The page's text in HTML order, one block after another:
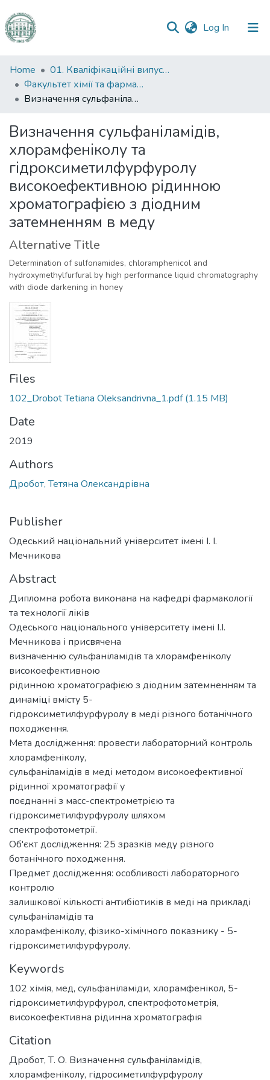
Log In (current)
Communities
&
Collections
Statistics
Home
01. Кваліфікаційні випускні роботи здобувачів вищої освіти
Факультет хімії та фармації
Визначення сульфаніламідів, хлорамфеніколу та гідроксиметилфурфуролу високоефективною рідинною хроматографією з діодним затемненням в меду
Визначення сульфаніламідів,
хлорамфеніколу та
гідроксиметилфурфуролу
високоефективною рідинною
хроматографією з діодним
затемненням в меду
Alternative Title
Determination of sulfonamides, chloramphenicol and
hydroxymethylfurfural by high performance liquid chromatography
with diode darkening in honey
Files
102_Drobot Tetiana Oleksandrivna_1.pdf(1.15 MB)
Date
2019
Authors
Дробот, Тетяна Олександрівна
Publisher
Одеський національний університет імені І. І.
Мечникова
Abstract
Дипломна робота виконана на кафедрі фармакології
та технології ліків
Одеського національного університету імені І.І.
Мечникова і присвячена
визначенню сульфаніламідів та хлорамфеніколу
високоефективною
рідинною хроматографією з діодним затемненням та
динаміці вмісту 5-
гідроксиметилфурфуролу в меді різного ботанічного
походження.
Мета дослідження: провести лабораторний контроль
хлорамфеніколу,
сульфаніламідів в меді методом високоефективної
рідинної хроматографії у
поєднанні з масс-спектрометрією та
гідроксиметилфурфуролу шляхом
спектрофотометрії.
Об'єкт дослідження: 25 зразків меду різного
ботанічного походження.
Предмет дослідження: особливості лабораторного
контролю
залишкової кількості антибіотиків в меді на прикладі
сульфаніламідів та
хлорамфеніколу, фізико-хімічного показнику - 5-
гідроксиметилфурфуролу.
Keywords
102 хімія, мед, сульфаніламіди, хлорамфенікол, 5-
гідроксиметилфурфурол, спектрофотометрія,
високоефективна рідинна хроматографія
Citation
Дробот, Т. О. Визначення сульфаніламідів,
хлорамфеніколу, гідросиметилфурфуролу